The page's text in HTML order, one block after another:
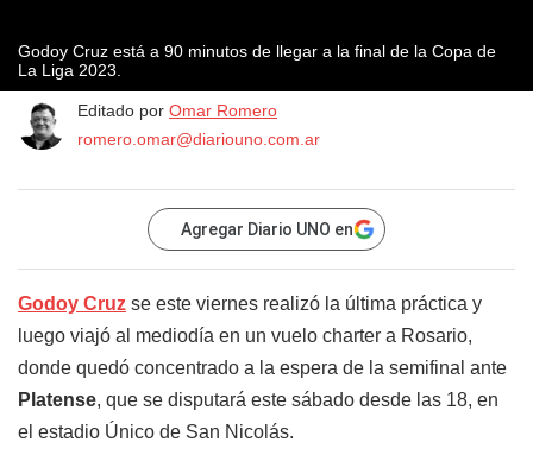
Godoy Cruz está a 90 minutos de llegar a la final de la Copa de
La Liga 2023.
Editado por Omar Romero
romero.omar@diariouno.com.ar
Agregar Diario UNO en
Godoy Cruz se este viernes realizó la última práctica y
luego viajó al mediodía en un vuelo charter a Rosario,
donde quedó concentrado a la espera de la semifinal ante
Platense, que se disputará este sábado desde las 18, en
el estadio Único de San Nicolás.